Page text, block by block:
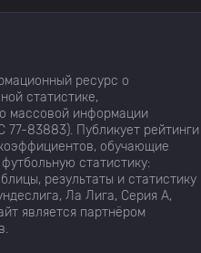
ресурс о
статистике,
массовой информации
83883). Публикует рейтинги
обучающие
статистику:
результаты и статистику
Ла Лига, Серия А,
является партнёром